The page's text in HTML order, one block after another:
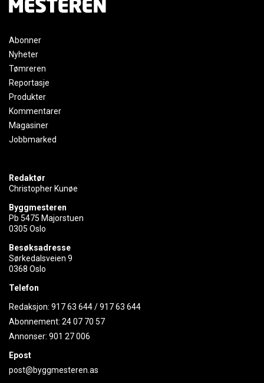
Abonner
Nyheter
Tømreren
Reportasje
Produkter
Kommentarer
Magasiner
Jobbmarked
Redaktør
Christopher Kunøe
Byggmesteren
Pb 5475 Majorstuen
0305 Oslo
Besøksadresse
Sørkedalsveien 9
0368 Oslo
Telefon
Redaksjon: 917 63 644/917 63 644
Abonnement: 24 07 70 57
Annonser: 901 27 006
Epost
post@byggmesteren.as